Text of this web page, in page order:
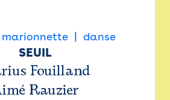
marionnette danse
SEUIL
Fouilland
Rauzier